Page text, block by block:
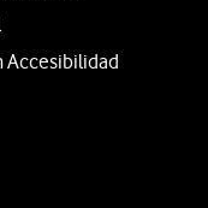
Accesibilidad